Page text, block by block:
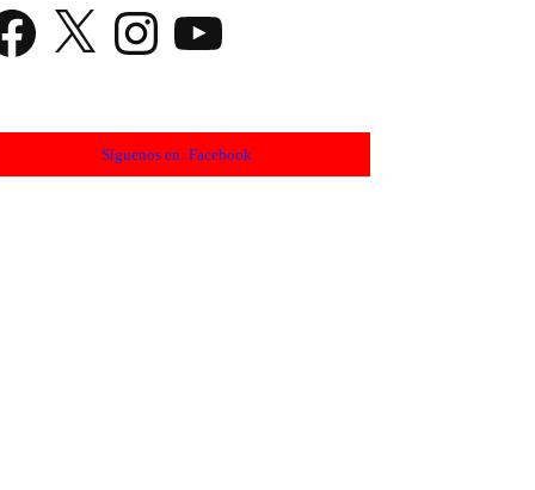
X Instagram
Síguenos en: Facebook